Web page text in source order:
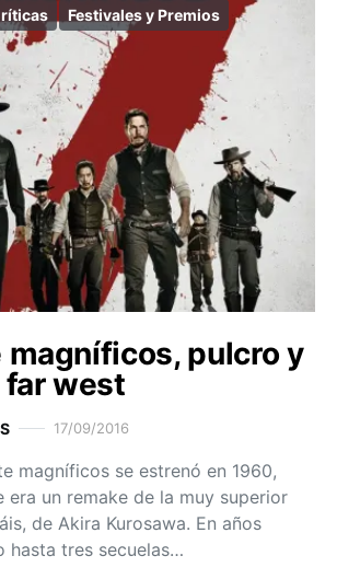
Festivales y Premios
magníficos, pulcro y
west
17/09/2016
magníficos se estrenó en 1960,
era un remake de la muy superior
de Akira Kurosawa. En años
hasta tres secuelas…